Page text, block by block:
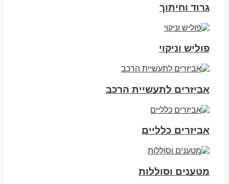
גרוד וחיתוך
פוליש וניקוי
אביזרים לתעשיית הרכב
אביזרים כלליים
מטענים וסוללות